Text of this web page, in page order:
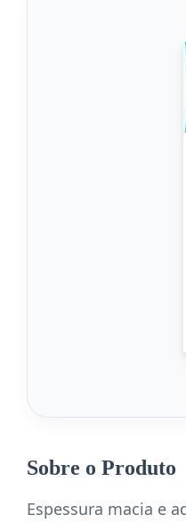
Sobre o Produto
Espessura macia e